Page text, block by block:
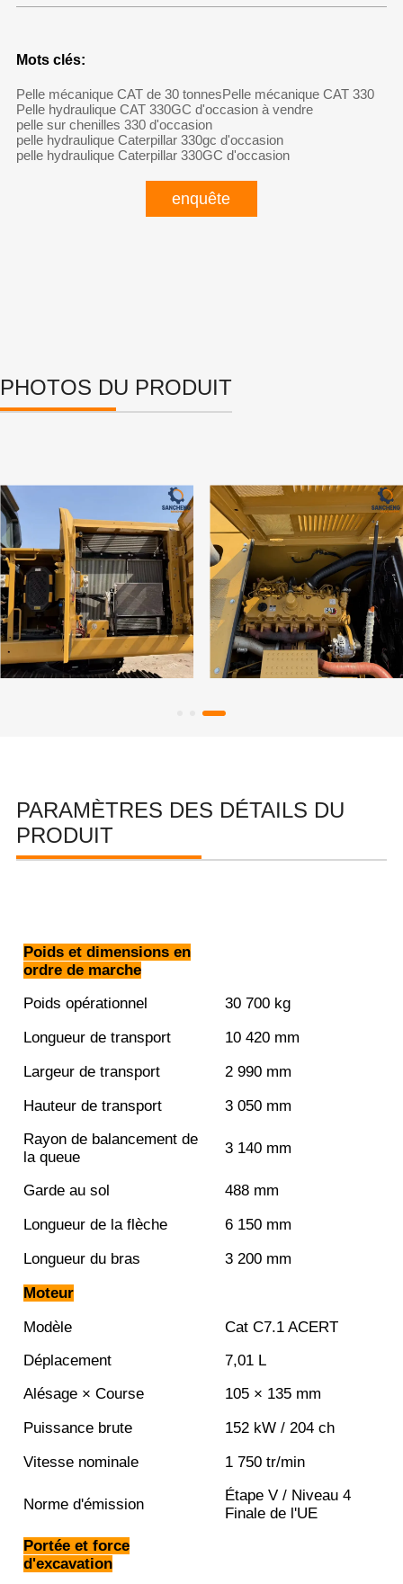
Mots clés:
Pelle mécanique CAT de 30 tonnesPelle mécanique CAT 330
Pelle hydraulique CAT 330GC d'occasion à vendre
pelle sur chenilles 330 d'occasion
pelle hydraulique Caterpillar 330gc d'occasion
pelle hydraulique Caterpillar 330GC d'occasion
enquête
PHOTOS DU PRODUIT
PARAMÈTRES DES DÉTAILS DU
PRODUIT
Poids et dimensions en
ordre de marche
Poids opérationnel
30 700 kg
Longueur de transport
10 420 mm
Largeur de transport
2 990 mm
Hauteur de transport
3 050 mm
Rayon de balancement de
la queue
3 140 mm
Garde au sol
488 mm
Longueur de la flèche
6 150 mm
Longueur du bras
3 200 mm
Moteur
Modèle
Cat C7.1 ACERT
Déplacement
7,01 L
Alésage × Course
105 × 135 mm
Puissance brute
152 kW / 204 ch
Vitesse nominale
1 750 tr/min
Norme d'émission
Étape V / Niveau 4
Finale de l'UE
Portée et force
d'excavation